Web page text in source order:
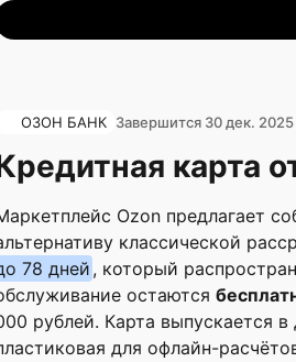
ОЗОН БАНК Завершится 30 дек. 2025
карта
Ozon предлагает
классической
78 дней, который
остаются
рублей. Карта выпускается
для офлайн-